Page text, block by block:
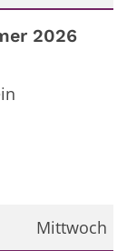
2026
Mittwoch